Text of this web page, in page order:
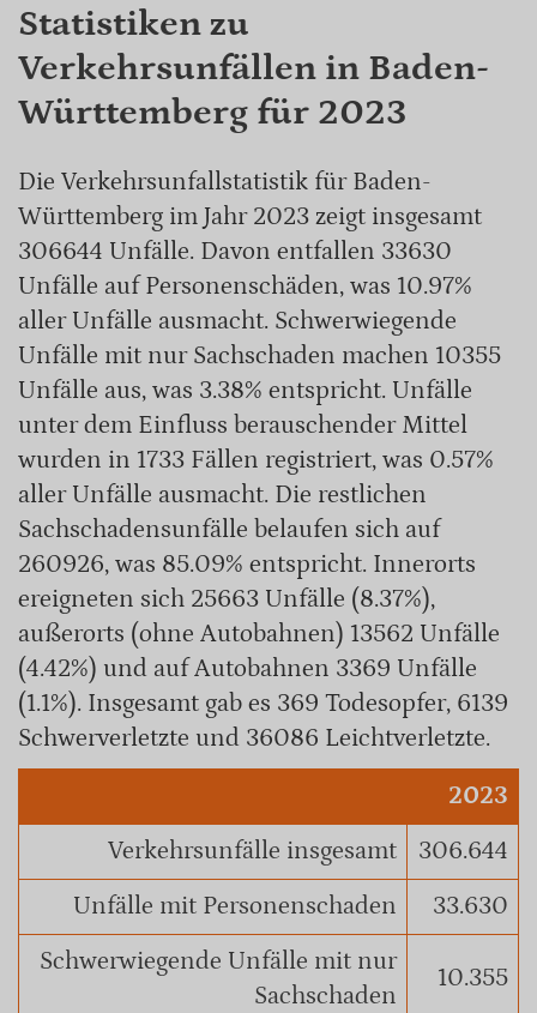
Statistiken zu
Verkehrsunfällen in Baden-
Württemberg für 2023
Die Verkehrsunfallstatistik für Baden-
Württemberg im Jahr 2023 zeigt insgesamt
306644 Unfälle. Davon entfallen 33630
Unfälle auf Personenschäden, was 10.97%
aller Unfälle ausmacht. Schwerwiegende
Unfälle mit nur Sachschaden machen 10355
Unfälle aus, was 3.38% entspricht. Unfälle
unter dem Einfluss berauschender Mittel
wurden in 1733 Fällen registriert, was 0.57%
aller Unfälle ausmacht. Die restlichen
Sachschadensunfälle belaufen sich auf
260926, was 85.09% entspricht. Innerorts
ereigneten sich 25663 Unfälle (8.37%),
außerorts (ohne Autobahnen) 13562 Unfälle
(4.42%) und auf Autobahnen 3369 Unfälle
(1.1%). Insgesamt gab es 369 Todesopfer, 6139
Schwerverletzte und 36086 Leichtverletzte.
2023
Verkehrsunfälle insgesamt
306.644
Unfälle mit Personenschaden
33.630
Schwerwiegende Unfälle mit nur
Sachschaden
10.355